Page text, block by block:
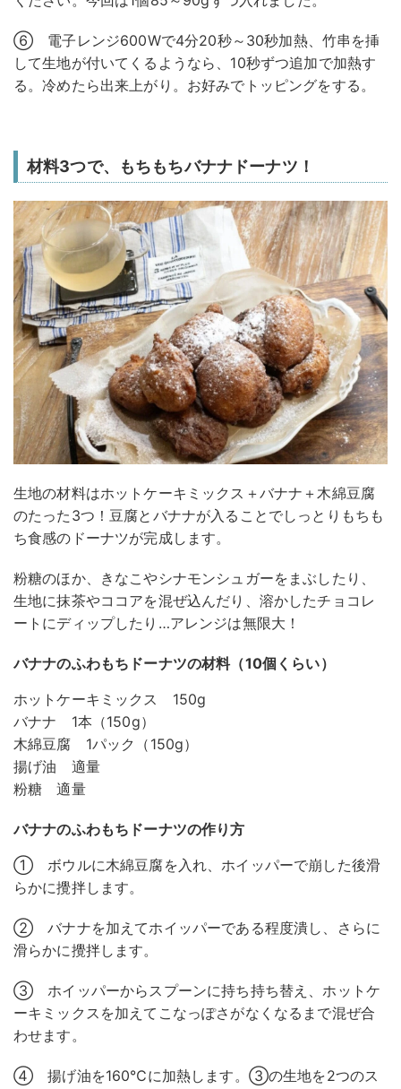
⑥ 電子レンジ600Wで4分20秒～30秒加熱、竹串を挿
して生地が付いてくるようなら、10秒ずつ追加で加熱す
る。冷めたら出来上がり。お好みでトッピングをする。
材料3つで、もちもちバナナドーナツ！
生地の材料はホットケーキミックス＋バナナ＋木綿豆腐
のたった3つ！豆腐とバナナが入ることでしっとりもちも
ち食感のドーナツが完成します。
粉糖のほか、きなこやシナモンシュガーをまぶしたり、
生地に抹茶やココアを混ぜ込んだり、溶かしたチョコレ
ートにディップしたり…アレンジは無限大！
バナナのふわもちドーナツの材料（10個くらい）
ホットケーキミックス 150g
バナナ 1本（150g）
木綿豆腐 1パック（150g）
揚げ油 適量
粉糖 適量
バナナのふわもちドーナツの作り方
① ボウルに木綿豆腐を入れ、ホイッパーで崩した後滑
らかに攪拌します。
② バナナを加えてホイッパーである程度潰し、さらに
滑らかに攪拌します。
③ ホイッパーからスプーンに持ち持ち替え、ホットケ
ーキミックスを加えてこなっぽさがなくなるまで混ぜ合
わせます。
④ 揚げ油を160℃に加熱します。③の生地を2つのス